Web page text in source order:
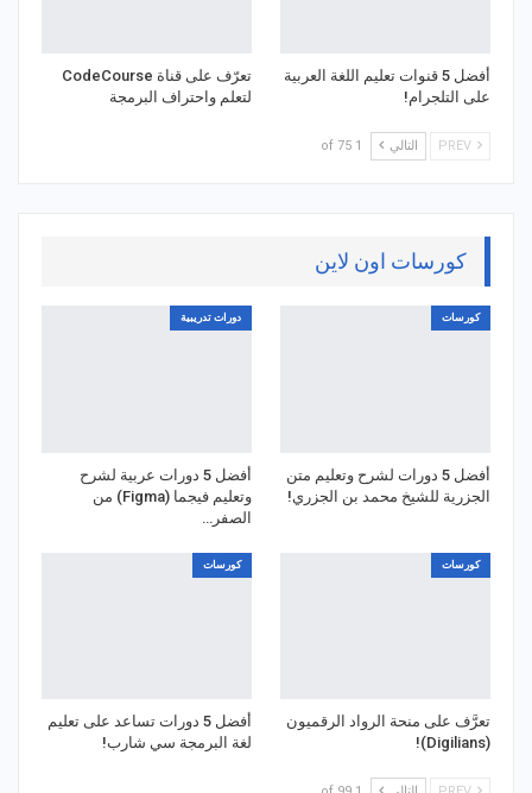
أفضل 5 قنوات تعليم اللغة العربية
على التلجرام!
تعرّف على قناة CodeCourse
لتعلم واحتراف البرمجة
التالي 1 of 75
كورسات اون لاين
كورسات
أفضل 5 دورات لشرح وتعليم متن
الجزرية للشيخ محمد بن الجزري!
دورات تدريبية
أفضل 5 دورات عربية لشرح
وتعليم فيجما (Figma) من
الصفر…
كورسات
تعرَّف على منحة الرواد الرقميون
(Digilians)!
كورسات
أفضل 5 دورات تساعد على تعليم
لغة البرمجة سي شارب!